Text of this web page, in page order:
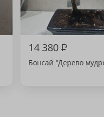
14 380₽
Бонсай "Дерево